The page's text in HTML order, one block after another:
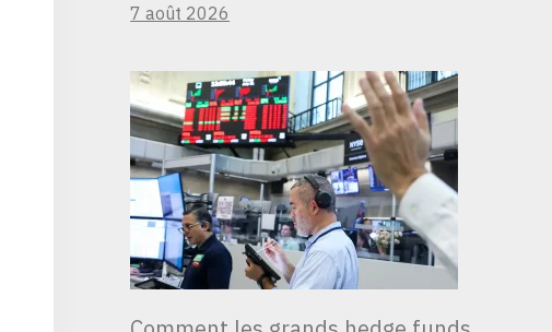
7 août 2026